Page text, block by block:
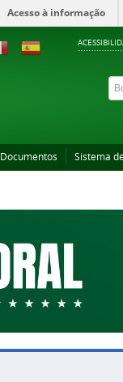
Acesso à informação
Documentos Sistema